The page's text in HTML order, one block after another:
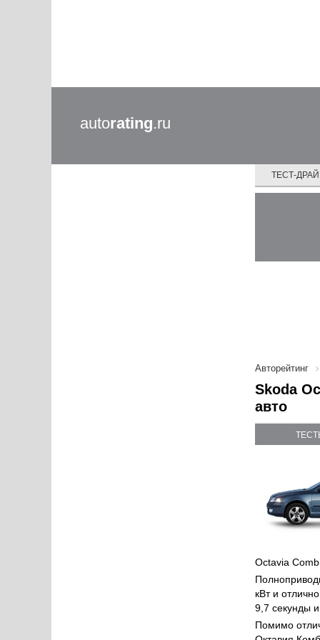
autorating.ru
ТЕСТ-
Авторейтинг
Skoda
авто
Octavia
кВт и
9,7 секунды
Помимо